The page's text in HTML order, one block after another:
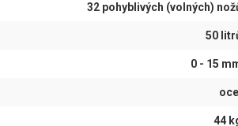
32 pohyblivých (volných)
50
0 - 15
44